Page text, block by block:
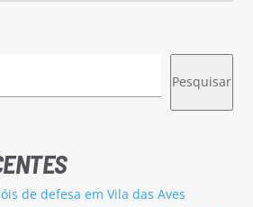
Pesquisar
de defesa em Vila das Aves